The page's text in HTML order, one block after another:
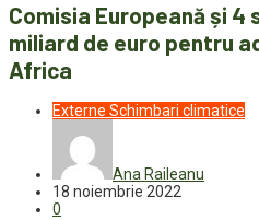
Comisia Europeană și 4
miliard de euro pentru
Africa
Externe Schimbari climatice
Ana Raileanu
18 noiembrie 2022
0